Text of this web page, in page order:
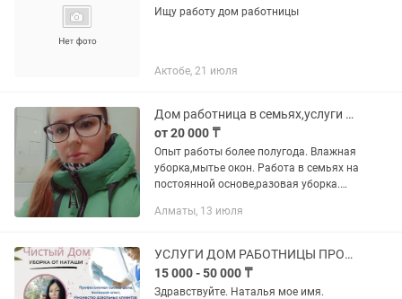
Ищу работу дом работницы
Актобе, 21 июля
Дом работница в семьях,услуги няни
от 20 000 ₸
Опыт работы более полугода. Влажная
уборка,мытье окон. Работа в семьях на
постоянной основе,разовая уборка.
степени загрязнения. Ульяна. не
Алматы, 13 июля
УСЛУГИ ДОМ РАБОТНИЦЫ ПРОФЕССИОНАЛ
15 000 - 50 000 ₸
Здравствуйте. Наталья мое имя.